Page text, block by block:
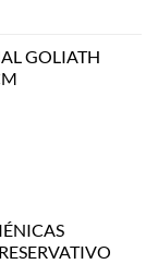
GOLIATH